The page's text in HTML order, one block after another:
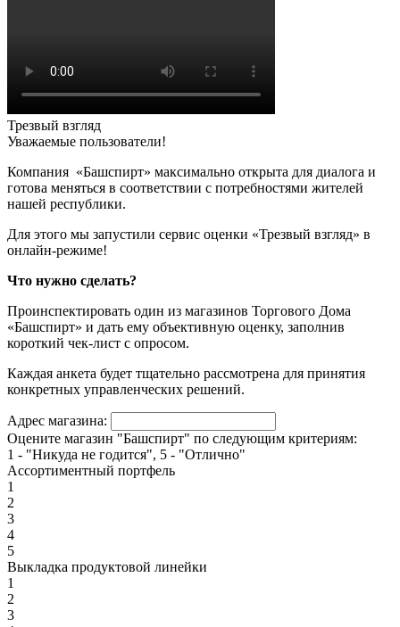
Трезвый взгляд
Уважаемые пользователи!
Компания «Башспирт» максимально открыта для диалога и
готова меняться в соответствии с потребностями жителей
нашей республики.
Для этого мы запустили сервис оценки «Трезвый взгляд» в
онлайн-режиме!
Что нужно сделать?
Проинспектировать один из магазинов Торгового Дома
«Башспирт» и дать ему объективную оценку, заполнив
короткий чек-лист с опросом.
Каждая анкета будет тщательно рассмотрена для принятия
конкретных управленческих решений.
Адрес магазина:
Оцените магазин "Башспирт" по следующим критериям:
1 - "Никуда не годится", 5 - "Отлично"
Ассортиментный портфель
1
2
3
4
5
Выкладка продуктовой линейки
1
2
3